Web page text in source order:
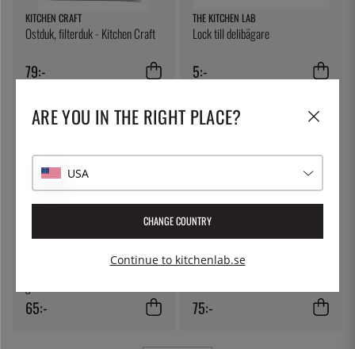
KITCHEN CRAFT
Ostduk, filterduk - Kitchen Craft
79:-
THE KITCHEN LAB
Lock till delibägare
5:-
Friterade Marconamandlar, 125
65:-
ÖSTLIN
Gastrosked / serveringssked
75:-
ARE YOU IN THE RIGHT PLACE?
USA
CHANGE COUNTRY
Continue to kitchenlab.se